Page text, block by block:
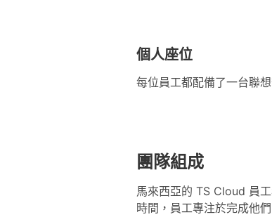
個人座位
每位員工都配備了一台聯
團隊組成
馬來西亞的 TS Cloud 員
時間，員工專注於完成他